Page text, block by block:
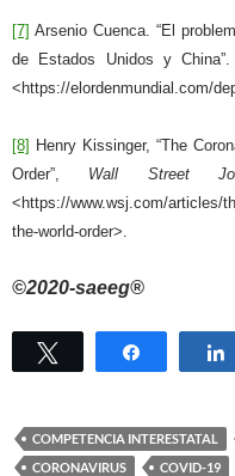
[7] Arsenio Cuenca. “El
de Estados Unidos y
<https://elordenmundial.com/
[8] Henry Kissinger, “The
Order”, Wall Street
<https://www.wsj.com/articles/
the-world-order>.
©2020-saeeg®
Twittear Compartir
COMPETENCIA INTERESTATAL
CORONAVIRUS
COVID-19